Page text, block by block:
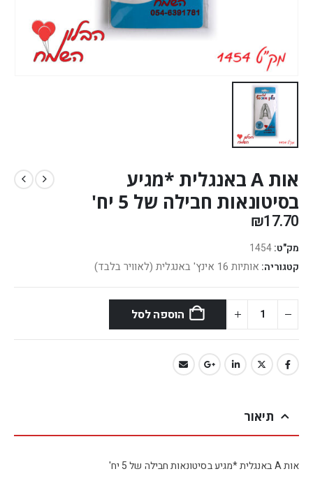
אות A באנגלית *מגיע
בסיטונאות חבילה של 5 יח'
₪17.70
מק"ט: 1454
קטגוריה: אותיות 16 אינץ' באנגלית (לאוויר בלבד)
הוספה לסל
תיאור
אות A באנגלית *מגיע בסיטונאות חבילה של 5 יח'